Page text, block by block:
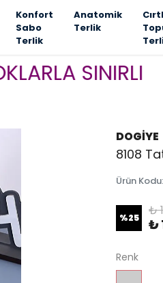
Konfort
Sabo
Terlik
Anatomik
Terlik
SINIRLI
DOGİYE
8108
Ürün Kodu:
%25 ₺
₺
Renk